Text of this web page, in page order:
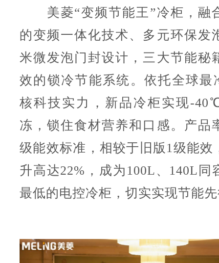
美菱“变频节能王”冷柜，融
的变频一体化技术、多元环保发
米微发泡门封设计，三大节能秘
效的锁冷节能系统。依托全球
核科技实力，新品冷柜实现-
冻，锁住食材营养和口感。产品
级能效标准，相较于旧版1级能效
升高达22%，成为100L、140L同
最低的电控冷柜，切实实现节能